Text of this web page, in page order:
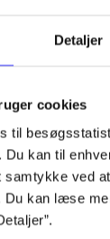
Detaljer
cookies
til
Du kan til
ved
Du kan læse
af